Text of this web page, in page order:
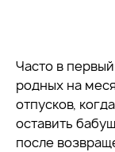
Часто в
родных на
отпусков,
оставить
после